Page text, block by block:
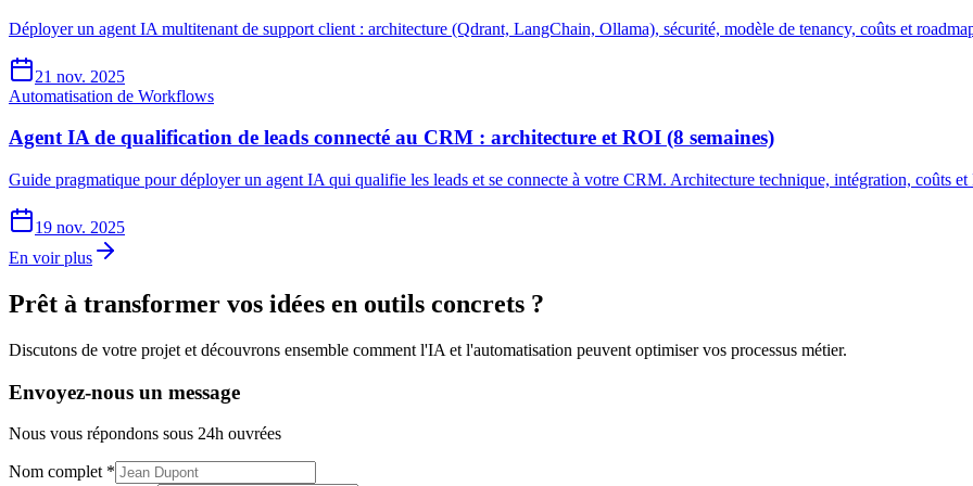
Déployer un agent IA multitenant de support client : architecture (Qdrant, LangChain, Ollama), sécurité, modèle de tenancy, coûts et
21 nov. 2025
Automatisation de Workflows
Agent IA de qualification de leads connecté au CRM : architecture et ROI (8 semaines)
Guide pragmatique pour déployer un agent IA qui qualifie les leads et se connecte à votre CRM. Architecture technique, intégration, coûts et
19 nov. 2025
En voir plus
Prêt à transformer vos idées en outils concrets ?
Discutons de votre projet et découvrons ensemble comment l'IA et l'automatisation peuvent optimiser vos processus métier.
Envoyez-nous un message
Nous vous répondons sous 24h ouvrées
Nom complet *